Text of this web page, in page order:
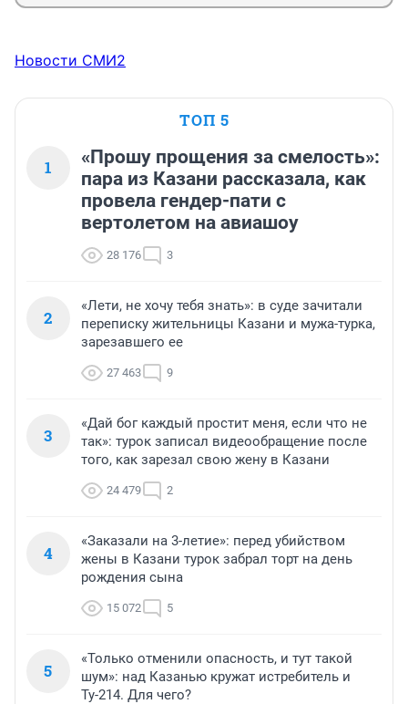
Новости СМИ2
ТОП 5
1
«Прошу прощения за смелость»:
пара из Казани рассказала, как
провела гендер-пати с
вертолетом на авиашоу
28 176 3
2
«Лети, не хочу тебя знать»: в суде зачитали
переписку жительницы Казани и мужа-турка,
зарезавшего ее
27 463 9
3
«Дай бог каждый простит меня, если что не
так»: турок записал видеообращение после
того, как зарезал свою жену в Казани
24 479 2
4
«Заказали на 3-летие»: перед убийством
жены в Казани турок забрал торт на день
рождения сына
15 072 5
5
«Только отменили опасность, и тут такой
шум»: над Казанью кружат истребитель и
Ту-214. Для чего?